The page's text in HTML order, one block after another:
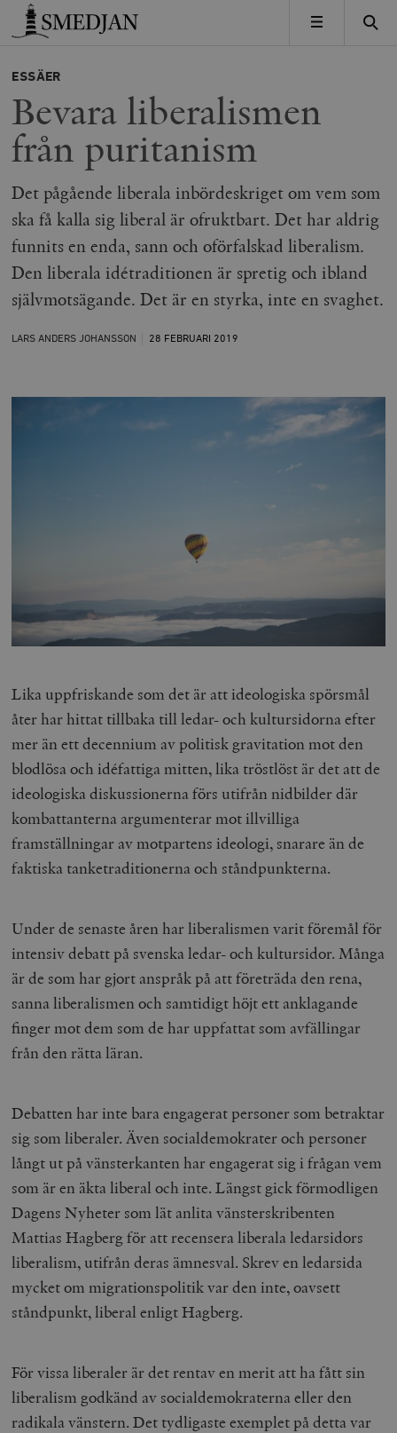
Timbro
MENY
ESSÄER
Bevara liberalismen
från puritanism
Det pågående liberala inbördeskriget om vem som
ska få kalla sig liberal är ofruktbart. Det har aldrig
funnits en enda, sann och oförfalskad liberalism.
Den liberala idétraditionen är spretig och ibland
självmotsägande. Det är en styrka, inte en svaghet.
LARS ANDERS JOHANSSON 28 FEBRUARI 2019
Lika uppfriskande som det är att ideologiska spörsmål
åter har hittat tillbaka till ledar- och kultursidorna efter
mer än ett decennium av politisk gravitation mot den
blodlösa och idéfattiga mitten, lika tröstlöst är det att de
ideologiska diskussionerna förs utifrån nidbilder där
kombattanterna argumenterar mot illvilliga
framställningar av motpartens ideologi, snarare än de
faktiska tanketraditionerna och ståndpunkterna.
Under de senaste åren har liberalismen varit föremål för
intensiv debatt på svenska ledar- och kultursidor. Många
är de som har gjort anspråk på att företräda den rena,
sanna liberalismen och samtidigt höjt ett anklagande
finger mot dem som de har uppfattat som avfällingar
från den rätta läran.
Debatten har inte bara engagerat personer som betraktar
sig som liberaler. Även socialdemokrater och personer
långt ut på vänsterkanten har engagerat sig i frågan vem
som är en äkta liberal och inte. Längst gick förmodligen
Dagens Nyheter som lät anlita vänsterskribenten
Mattias Hagberg för att recensera liberala ledarsidors
liberalism, utifrån deras ämnesval. Skrev en ledarsida
mycket om migrationspolitik var den inte, oavsett
ståndpunkt, liberal enligt Hagberg.
För vissa liberaler är det rentav en merit att ha fått sin
liberalism godkänd av socialdemokraterna eller den
radikala vänstern. Det tydligaste exemplet på detta var